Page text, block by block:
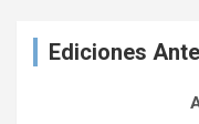
Ediciones